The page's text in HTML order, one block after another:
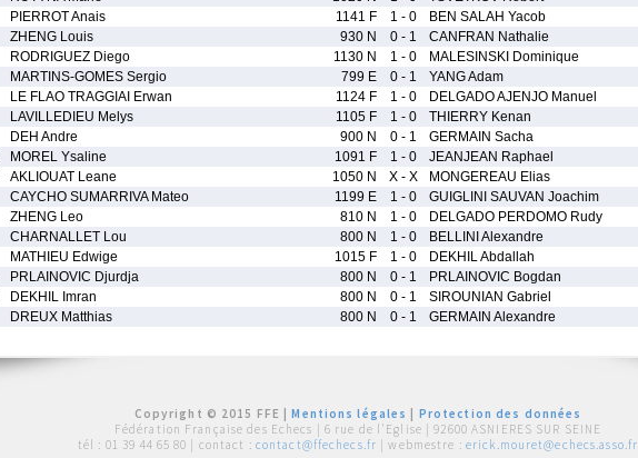
PIERROT Anais 1141 F 1 - 0 BEN SALAH Yacob
ZHENG Louis 930 N 0 - 1 CANFRAN Nathalie
RODRIGUEZ Diego 1130 N 1 - 0 MALESINSKI Dominique
MARTINS-GOMES Sergio 799 E 0 - 1 YANG Adam
LE FLAO TRAGGIAI Erwan 1124 F 1 - 0 DELGADO AJENJO Manuel
LAVILLEDIEU Melys 1105 F 1 - 0 THIERRY Kenan
DEH Andre 900 N 0 - 1 GERMAIN Sacha
MOREL Ysaline 1091 F 1 - 0 JEANJEAN Raphael
AKLIOUAT Leane 1050 N X - X MONGEREAU Elias
CAYCHO SUMARRIVA Mateo 1199 E 1 - 0 GUIGLINI SAUVAN Joachim
ZHENG Leo 810 N 1 - 0 DELGADO PERDOMO Rudy
CHARNALLET Lou 800 N 1 - 0 BELLINI Alexandre
MATHIEU Edwige 1015 F 1 - 0 DEKHIL Abdallah
PRLAINOVIC Djurdja 800 N 0 - 1 PRLAINOVIC Bogdan
DEKHIL Imran 800 N 0 - 1 SIROUNIAN Gabriel
DREUX Matthias 800 N 0 - 1 GERMAIN Alexandre
Copyright © 2015 FFE |Mentions légales
Protection des données
Fédération Française des Echecs | 6 rue de l'Eglise | 92600 ASNIERES SUR SEINE
tél : 01 39 44 65 80 | contact : contact@ffechecs.fr | webmestre : erick.mouret@echecs.asso.fr